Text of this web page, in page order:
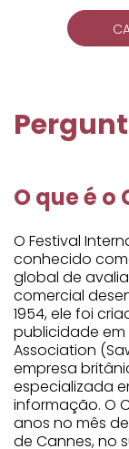
O que é o
O Festival
conhecido
global de
comercial
1954, ele foi
publicidade em
Association
empresa
especializada
informação. O
anos no mês
de Cannes, no